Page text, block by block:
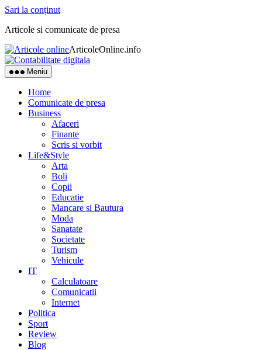
Sari la conținut
Articole si comunicate de presa
ArticoleOnline.info
Meniu
Home
Comunicate de presa
Business
Afaceri
Finante
Scris si vorbit
Life&Style
Arta
Boli
Copii
Educatie
Mancare si Bautura
Moda
Sanatate
Societate
Turism
Vehicule
IT
Calculatoare
Comunicatii
Internet
Politica
Sport
Review
Blog